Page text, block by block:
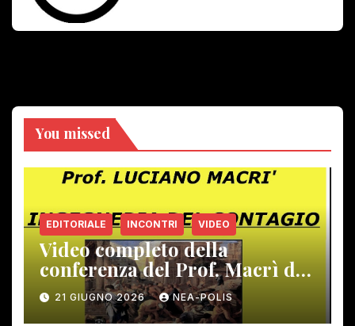
You missed
EDITORIALE INCONTRI VIDEO
Video completo della
conferenza del Prof. Macrì del
12 giugno scorso
21 GIUGNO 2026 NEA-POLIS